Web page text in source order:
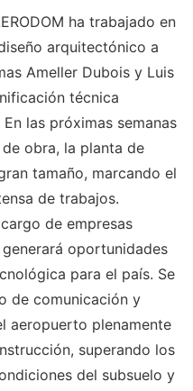
ha trabajado en
arquitectónico a
Ameller Dubois y Luis
técnica
las próximas semanas
obra, la planta de
tamaño, marcando el
de trabajos.
de empresas
oportunidades
para el país. Se
de comunicación y
aeropuerto plenamente
superando los
del subsuelo y